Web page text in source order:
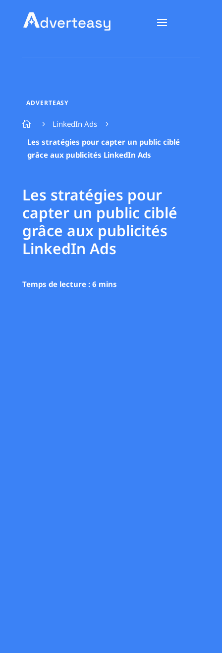
ADVERTEASY
 5 LinkedIn Ads 5
Les stratégies pour capter un public ciblé
grâce aux publicités LinkedIn Ads
Les stratégies pour
capter un public ciblé
grâce aux publicités
LinkedIn Ads